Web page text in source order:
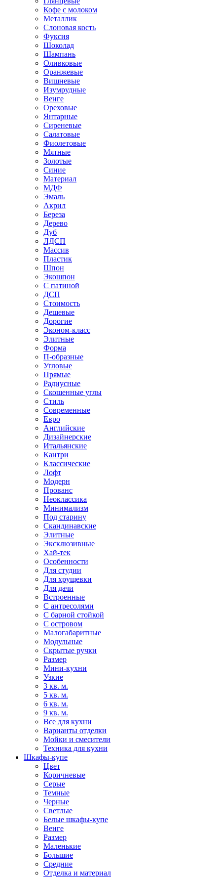
Кофе с молоком
Металлик
Слоновая кость
Фуксия
Шоколад
Шампань
Оливковые
Оранжевые
Вишневые
Изумрудные
Венге
Ореховые
Янтарные
Сиреневые
Салатовые
Фиолетовые
Мятные
Золотые
Синие
Материал
МДФ
Эмаль
Акрил
Береза
Дерево
Дуб
ЛДСП
Массив
Пластик
Шпон
Экошпон
С патиной
ДСП
Стоимость
Дешевые
Дорогие
Эконом-класс
Элитные
Форма
П-образные
Угловые
Прямые
Радиусные
Скошенные углы
Стиль
Современные
Евро
Английские
Дизайнерские
Итальянские
Кантри
Классические
Лофт
Модерн
Прованс
Неоклассика
Минимализм
Под старину
Скандинавские
Элитные
Эксклюзивные
Хай-тек
Особенности
Для студии
Для хрущевки
Для дачи
Встроенные
С антресолями
С барной стойкой
С островом
Малогабаритные
Модульные
Скрытые ручки
Размер
Мини-кухни
Узкие
3 кв. м.
5 кв. м.
6 кв. м.
9 кв. м.
Все для кухни
Варианты отделки
Мойки и смесители
Техника для кухни
Шкафы-купе
Цвет
Коричневые
Серые
Темные
Черные
Светлые
Белые шкафы-купе
Венге
Размер
Маленькие
Большие
Средние
Отделка и материал